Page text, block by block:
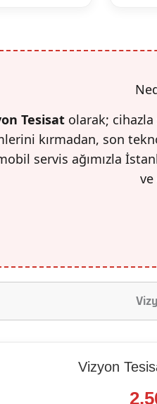
Tesisatolarak; cihazla
kırmadan, son
servis ağımızla
Vizyon